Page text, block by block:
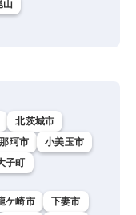
山
北茨城市
那珂市
小美玉市
子町
ケ崎市
下妻市